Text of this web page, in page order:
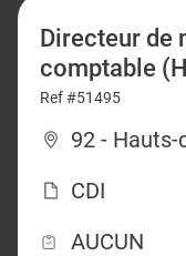
Directeur de
comptable
Ref #51495
92 - Hauts-
CDI
AUCUN